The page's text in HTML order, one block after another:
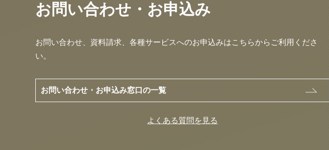
お問い合わせ・お申込み
お問い合わせ、資料請求、各種サービスへのお申込みはこちらからご利用くださ
い。
お問い合わせ・お申込み窓口の一覧
よくある質問を見る